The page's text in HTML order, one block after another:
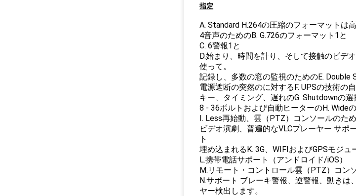
指定
A. Standard H.264の圧縮のフォーマットは
4音声のためのB. G.726のフォーマット1と
C. 6警報1と
D.始まり、時間を計り、そして接触のビデ
使って。
記録し、多数の窓の監視のためのE. Double
電源遮断の突然のに対するF. UPSの技術の
キー、タイミング、遅れのG. Shutdownの選
8 - 36ボルトおよび自動ヒーターのH. Wide
I. Less再始動、雲（PTZ）コンソールのた
ビデオ演劇、普遍的なVLCプレーヤー サ
ト
埋め込まれるK. 3G、WIFIおよびGPSモジュ
L.携帯電話サポート（アンドロイド/iOS）
M.リモート・コントロール雲（PTZ）コン
N.サポート ブレーキ警報、逆警報、動き
ヤー検出します。